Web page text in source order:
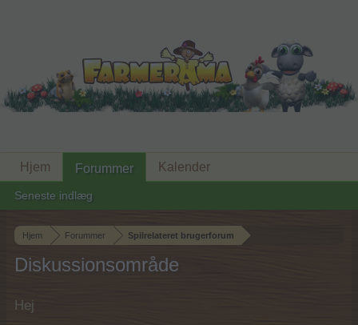
Hjem Forummer Spilrelateret brugerforum
Diskussionsområde
Hej
Hjem Forummer
Seneste indlæg
Kalender